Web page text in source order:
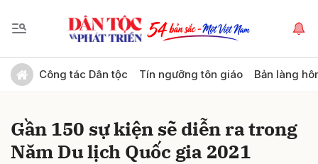
Công tác Dân tộc Tín ngưỡng tôn giáo Bản làng
Gần 150 sự kiện sẽ diễn ra trong
Năm Du lịch Quốc gia 2021
Gửi bình luận